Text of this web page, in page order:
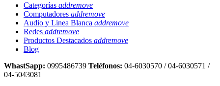
Categorías addremove
Computadores addremove
Audio y Linea Blanca addremove
Redes addremove
Productos Destacados addremove
Blog
WhastSapp: 0995486739 Teléfonos: 04-6030570 / 04-6030571 /
04-5043081